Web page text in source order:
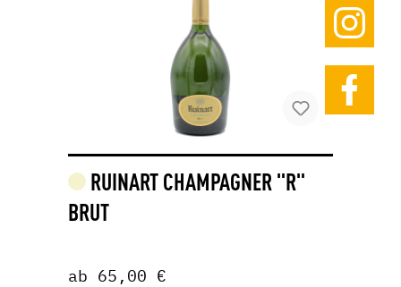
RUINART CHAMPAGNER "R"
BRUT
ab 65,00 €